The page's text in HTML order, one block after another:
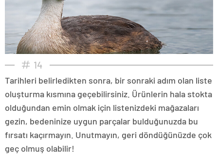
14
Tarihleri belirledikten sonra, bir sonraki adım olan liste
oluşturma kısmına geçebilirsiniz. Ürünlerin hala stokta
olduğundan emin olmak için listenizdeki mağazaları
gezin, bedeninize uygun parçalar bulduğunuzda bu
fırsatı kaçırmayın. Unutmayın, geri döndüğünüzde çok
geç olmuş olabilir!